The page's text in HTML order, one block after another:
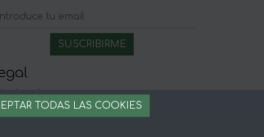
legal
y condiciones
TODAS LAS COOKIES